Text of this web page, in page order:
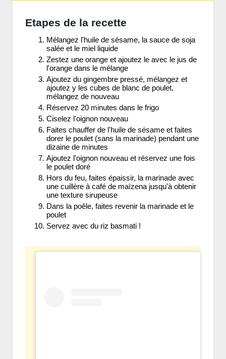
Etapes de la recette
Mélangez l'huile de sésame, la sauce de soja
salée et le miel liquide
Zestez une orange et ajoutez le avec le jus de
l'orange dans le mélange
Ajoutez du gingembre pressé, mélangez et
ajoutez y les cubes de blanc de poulet,
mélangez de nouveau
Réservez 20 minutes dans le frigo
Ciselez l'oignon nouveau
Faites chauffer de l'huile de sésame et faites
dorer le poulet (sans la marinade) pendant une
dizaine de minutes
Ajoutez l'oignon nouveau et réservez une fois
le poulet doré
Hors du feu, faites épaissir, la marinade avec
une cuillère à café de maïzena jusqu'à obtenir
une texture sirupeuse
Dans la poêle, faites revenir la marinade et le
poulet
Servez avec du riz basmati !